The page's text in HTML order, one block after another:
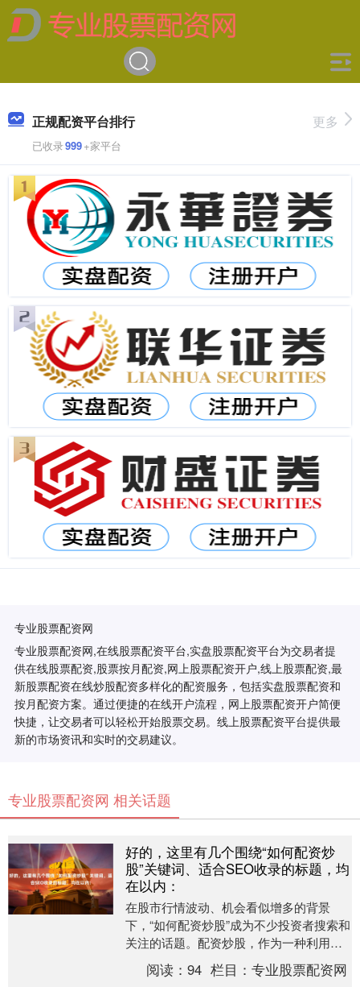
正规配资平台排行
已收录999+家平台
更多
专业股票配资网
专业股票配资网,在线股票配资平台,实盘股票配资平台为交易者提
供在线股票配资,股票按月配资,网上股票配资开户,线上股票配资,最
新股票配资在线炒股配资多样化的配资服务，包括实盘股票配资和
按月配资方案。通过便捷的在线开户流程，网上股票配资开户简便
快捷，让交易者可以轻松开始股票交易。线上股票配资平台提供最
新的市场资讯和实时的交易建议。
专业股票配资网 相关话题
好的，这里有几个围绕“如何配资炒
股”关键词、适合SEO收录的标题，均
在以内：
在股市行情波动、机会看似增多的背景
下，“如何配资炒股”成为不少投资者搜索和
关注的话题。配资炒股，作为一种利用杠
杆放大资金进行股票交易的方式，确实可
能带来超额收益....
阅读：94 栏目：专业股票配资网